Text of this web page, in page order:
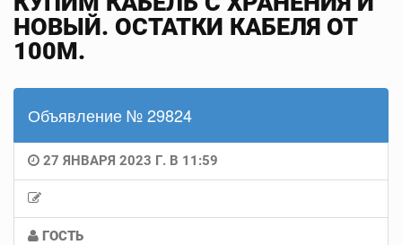
НОВЫЙ. ОСТАТКИ КАБЕЛЯ ОТ
100М.
Объявление № 29824
27 ЯНВАРЯ 2023 Г. В 11:59
ГОСТЬ